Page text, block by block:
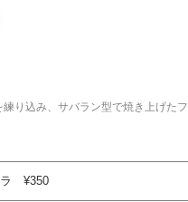
り込み、サバラン型で焼き上げた
ラ ¥350